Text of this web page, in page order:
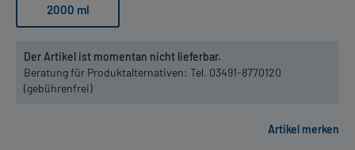
2000 ml
Der Artikel ist momentan nicht lieferbar.
Beratung für Produktalternativen: Tel. 03491-8770120
(gebührenfrei)